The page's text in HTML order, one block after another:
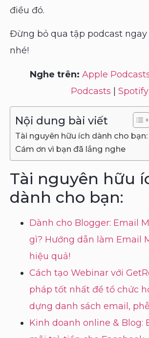
điều đó.
Đừng bỏ qua tập podcast
nhé!
Nghe trên: Apple
Podcasts
Spotify
Nội dung bài viết
Tài nguyên hữu ích dành cho bạn:
Cám ơn vì bạn đã lắng nghe
Tài nguyên hữu
dành cho bạn:
Dành cho Blogger: Email
gì? Hướng dẫn làm Email
hiệu quả!
Cách tạo Webinar với
pháp tốt nhất để tổ chức
dựng danh sách email,
Kinh doanh online & Blog: